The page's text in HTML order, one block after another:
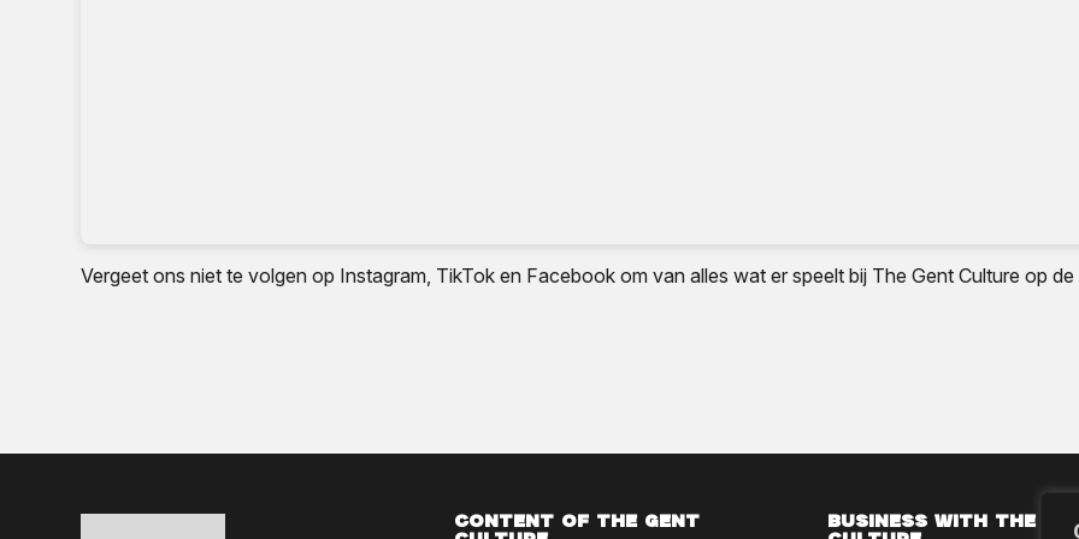
Vergeet ons niet te volgen op Instagram, TikTok en Facebook om van alles wat er speelt bij The Gent Culture op
Content of The Gent
Business with The